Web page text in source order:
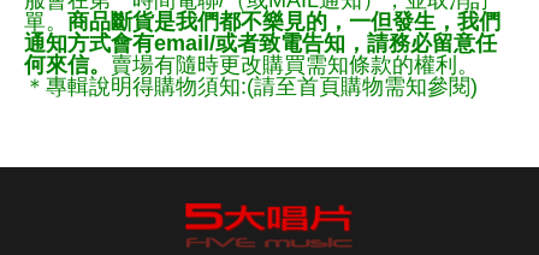
單。 商品斷貨是我們都不樂見的，一但發生，我們
通知方式會有email/或者致電告知，請務必留意任
何來信。 賣場有隨時更改購買需知條款的權利。
＊專輯說明得購物須知:(請至首頁購物需知參閱)